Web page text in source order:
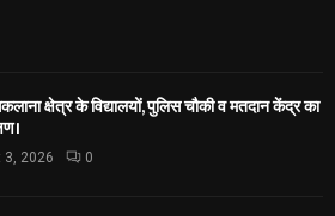
क्षेत्र के विद्यालयों, पुलिस चौकी व मतदान केंद्र का
3, 2026 0